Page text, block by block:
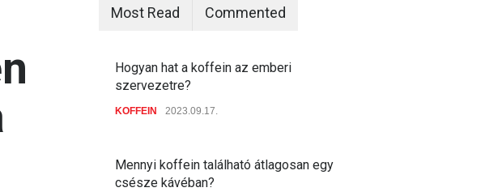
Most Read Commented
Hogyan hat a koffein az emberi
szervezetre?
KOFFEIN 2023.09.17.
Mennyi koffein található átlagosan egy
csésze kávéban?